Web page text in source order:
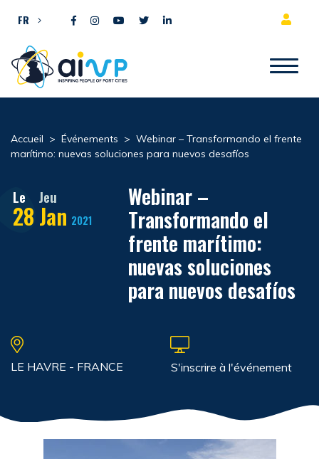
FR
Accueil > Événements > Webinar – Transformando el frente
marítimo: nuevas soluciones para nuevos desafíos
Le Jeu
28 Jan 2021
Webinar –
Transformando el
frente marítimo:
nuevas soluciones
para nuevos desafíos
LE HAVRE - FRANCE S'inscrire à l'événement